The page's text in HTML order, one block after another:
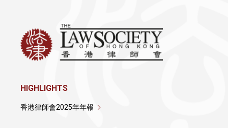
HIGHLIGHTS
香港律師會2025年年報